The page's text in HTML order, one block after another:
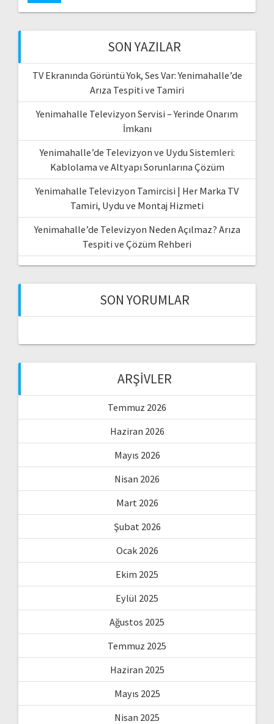
SON YAZILAR
TV Ekranında Görüntü Yok, Ses Var: Yenimahalle’de
Arıza Tespiti ve Tamiri
Yenimahalle Televizyon Servisi – Yerinde Onarım
İmkanı
Yenimahalle’de Televizyon ve Uydu Sistemleri:
Kablolama ve Altyapı Sorunlarına Çözüm
Yenimahalle Televizyon Tamircisi | Her Marka TV
Tamiri, Uydu ve Montaj Hizmeti
Yenimahalle’de Televizyon Neden Açılmaz? Arıza
Tespiti ve Çözüm Rehberi
SON YORUMLAR
ARŞIVLER
Temmuz 2026
Haziran 2026
Mayıs 2026
Nisan 2026
Mart 2026
Şubat 2026
Ocak 2026
Ekim 2025
Eylül 2025
Ağustos 2025
Temmuz 2025
Haziran 2025
Mayıs 2025
Nisan 2025